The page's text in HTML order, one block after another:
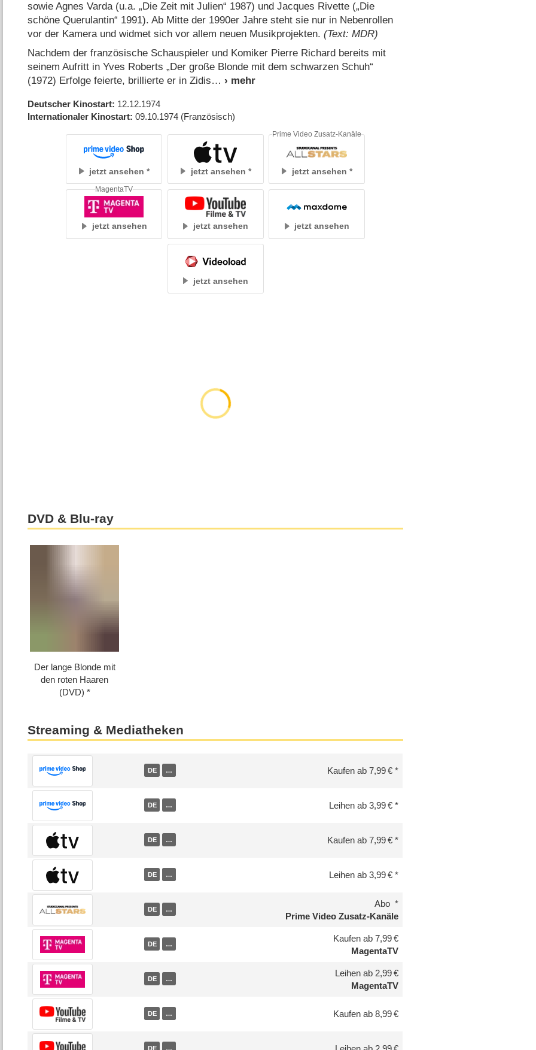
sowie Agnes Varda (u.a. „Die Zeit mit Julien“ 1987) und Jacques Rivette („Die
schöne Querulantin“ 1991). Ab Mitte der 1990er Jahre steht sie nur in Nebenrollen
vor der Kamera und widmet sich vor allem neuen Musikprojekten.(Text: MDR)
Nachdem der französische Schauspieler und Komiker Pierre Richard bereits mit
seinem Aufritt in Yves Roberts „Der große Blonde mit dem schwarzen Schuh“
(1972) Erfolge feierte, brillierte er in Zidis
Deutscher Kinostart 12.12.1974
Internationaler Kinostart 09.10.1974 (Französisch)
jetzt ansehen jetzt ansehen jetzt ansehen
Prime Video Zusatz-Kanäle
jetzt ansehen
MagentaTV
jetzt ansehen jetzt ansehen
jetzt ansehen
DVD & Blu-ray
Der lange Blonde mit
den roten Haaren
(DVD)
Streaming & Mediatheken
DE … Kaufen ab 7,99 €
DE … Leihen ab 3,99 €
DE … Kaufen ab 7,99 €
DE … Leihen ab 3,99 €
DE …
Abo
Prime Video Zusatz-Kanäle
DE …
Kaufen ab 7,99 €
MagentaTV
DE …
Leihen ab 2,99 €
MagentaTV
DE … Kaufen ab 8,99 €
DE …